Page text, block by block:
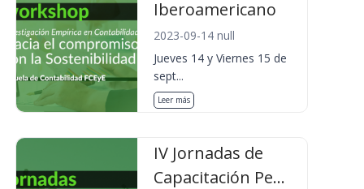
Iberoamericano
2023-09-14 null
Jueves 14 y Viernes 15 de
sept...
Leer más
IV Jornadas de
Capacitación Pe...